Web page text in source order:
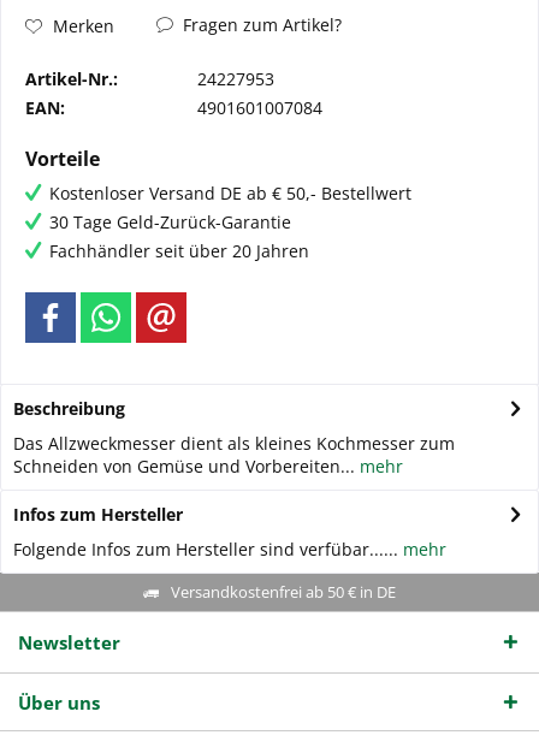
Merken Fragen zum Artikel?
Artikel-Nr.:
24227953
EAN:
4901601007084
Vorteile
Kostenloser Versand DE ab € 50,- Bestellwert
30 Tage Geld-Zurück-Garantie
Fachhändler seit über 20 Jahren
Beschreibung
Das Allzweckmesser dient als kleines Kochmesser zum
Schneiden von Gemüse und Vorbereiten... mehr
Infos zum Hersteller
Folgende Infos zum Hersteller sind verfübar...... mehr
Versandkostenfrei ab 50 € in DE
Newsletter
Über uns